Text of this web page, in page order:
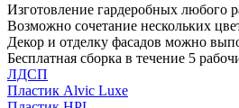
Изготовление гардеробных любого
Возможно сочетание нескольких
Декор и отделку фасадов можно
Бесплатная сборка в течение 5
ЛДСП
Пластик Alvic Luxe